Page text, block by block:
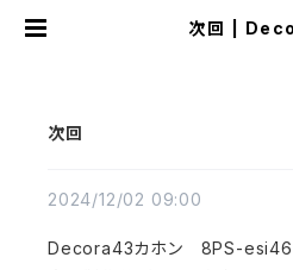
次回 |
次回
2024/12/02 09:00
Decora43カホン 8PS-